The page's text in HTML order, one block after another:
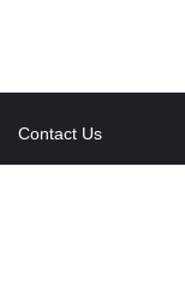
Contact Us